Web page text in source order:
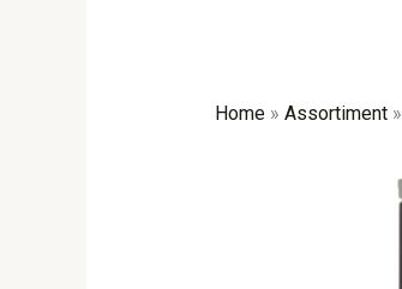
Home» Assortiment»